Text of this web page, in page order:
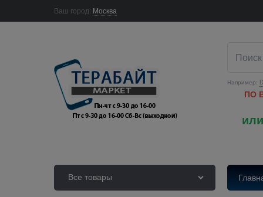
Ваш город: Москва
Например:
ПО
Все товары